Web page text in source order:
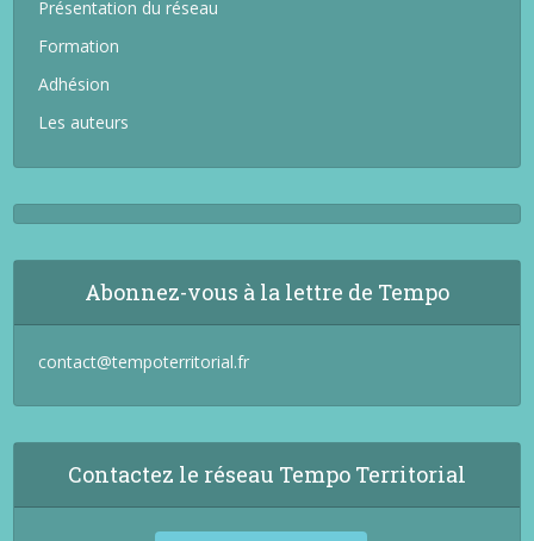
Présentation du réseau
Formation
Adhésion
Les auteurs
Abonnez-vous à la lettre de Tempo
contact@tempoterritorial.fr
Contactez le réseau Tempo Territorial